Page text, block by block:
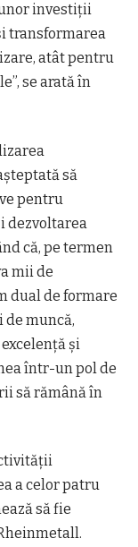
investiţii
transformarea
atât pentru
se arată în
să
pentru
dezvoltarea
că, pe termen
mii de
dual de formare
muncă,
şi
într-un pol de
să rămână în
a celor patru
să fie